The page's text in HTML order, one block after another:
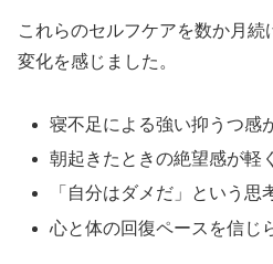
これらのセルフケアを数か月
変化を感じました。
寝不足による強い抑うつ感
朝起きたときの絶望感が軽
「自分はダメだ」という思
心と体の回復ペースを信じ